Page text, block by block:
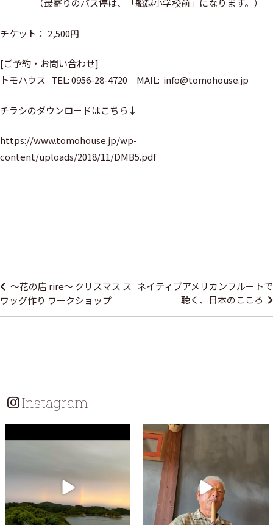
（最寄りのバス停は、「船越小学校前」になります。）
チケット： 2,500円
[ご予約・お問い合わせ]
トモハウス TEL: 0956-28-4720 MAIL: info@tomohouse.jp
チラシのダウンロードはこちら↓
https://www.tomohouse.jp/wp-
content/uploads/2018/11/DMB5.pdf
稿
ナ
ビ
ョ
～花の店 rire～ クリスマス ス
ワッグ作り ワークショップ
ネイティブアメリカンフルートで
聴く、日本のこころ
Instagram
10月 21
umikaranokaze